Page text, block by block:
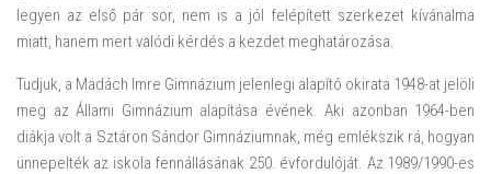
legyen az első pár sor, nem is a jól felépített szerkezet kívánalma
miatt, hanem mert valódi kérdés a kezdet meghatározása.
Tudjuk, a Madách Imre Gimnázium jelenlegi alapító okirata 1948-at jelöli
meg az Állami Gimnázium alapítása évének. Aki azonban 1964-ben
diákja volt a Sztáron Sándor Gimnáziumnak, még emlékszik rá, hogyan
ünnepelték az iskola fennállásának 250. évfordulóját. Az 1989/1990-es